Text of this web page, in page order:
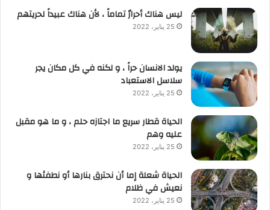
ليس هناك أحرارٌ تماماً ، لأن هناك عبيداً لحريتهم
25 يناير، 2022
يولد الانسان حراً ، و لكنه في كل مكان يجر
سلاسل الاستعباد
25 يناير، 2022
الحياة قطار سريع ما اجتازه حلم ، و ما هو مقبل
عليه وهم
25 يناير، 2022
الحياة شعلة إما أن نحترق بنارها أو نطفئها و
نعيش في ظلام
25 يناير، 2022